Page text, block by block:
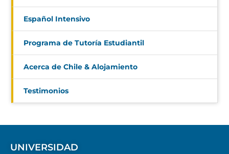
Español Intensivo
Programa de Tutoría Estudiantil
Acerca de Chile & Alojamiento
Testimonios
UNIVERSIDAD